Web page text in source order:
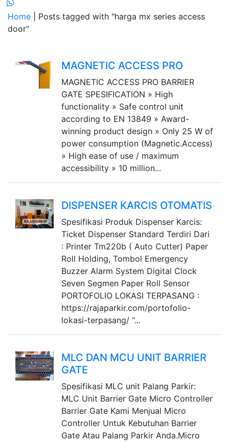
Home
| Posts tagged with "harga mx series access
door"
MAGNETIC ACCESS PRO
MAGNETIC ACCESS PRO BARRIER
GATE SPESIFICATION » High
functionality » Safe control unit
according to EN 13849 » Award-
winning product design » Only 25 W of
power consumption (Magnetic.Access)
» High ease of use / maximum
accessibility » 10 million...
DISPENSER KARCIS OTOMATIS
Spesifikasi Produk Dispenser Karcis:
Ticket Dispenser Standard Terdiri Dari
: Printer Tm220b ( Auto Cutter) Paper
Roll Holding, Tombol Emergency
Buzzer Alarm System Digital Clock
Seven Segmen Paper Roll Sensor
PORTOFOLIO LOKASI TERPASANG :
https://rajaparkir.com/portofolio-
lokasi-terpasang/ “...
MLC DAN MCU UNIT BARRIER
GATE
Spesifikasi MLC unit Palang Parkir:
MLC Unit Barrier Gate Micro Controller
Barrier Gate Kami Menjual Micro
Controller Untuk Kebutuhan Barrier
Gate Atau Palang Parkir Anda.Micro